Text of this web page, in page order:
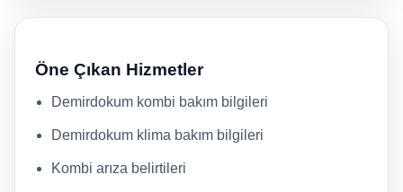
Öne Çıkan Hizmetler
Demirdokum kombi bakım bilgileri
Demirdokum klima bakım bilgileri
Kombi arıza belirtileri